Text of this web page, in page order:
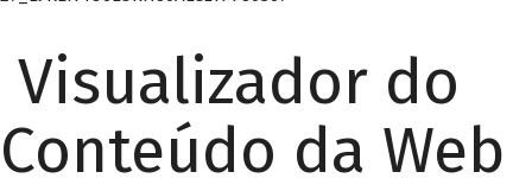
Visualizador do
Conteúdo da Web